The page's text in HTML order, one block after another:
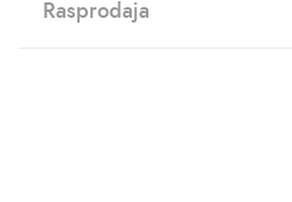
Rasprodaja